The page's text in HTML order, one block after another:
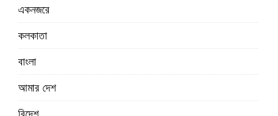
একনজরে
কলকাতা
বাংলা
আমার দেশ